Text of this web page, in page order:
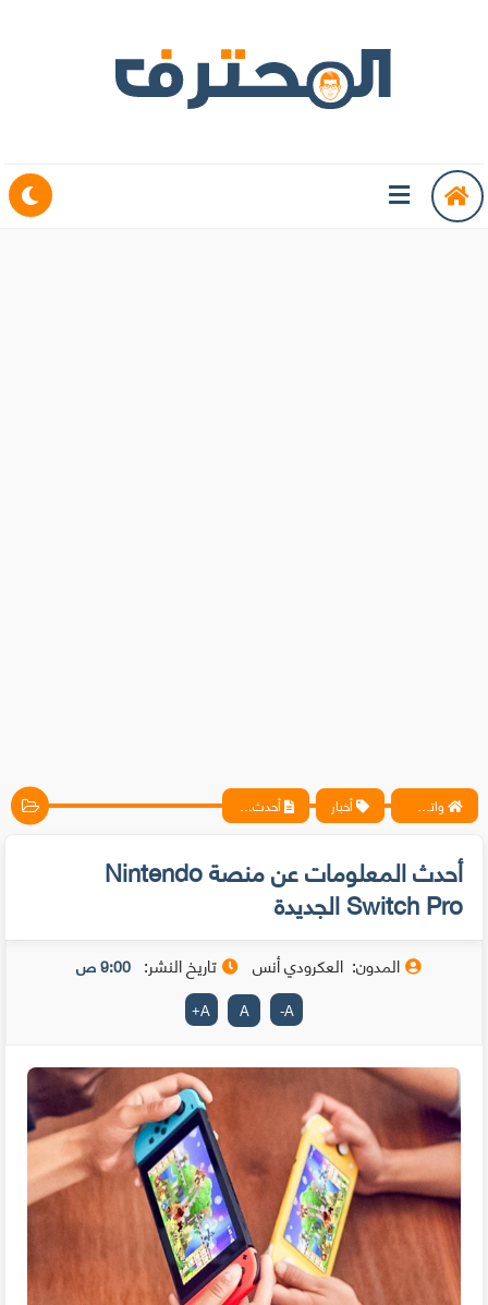
واتس آب ، فيسبوك ، أنترنت ، شروحات تقنية حصرية - المحترف أخبار أحدث المعلومات عن منصة Nintendo Switch Pro الجديدة
أحدث المعلومات عن منصة Nintendo
Switch Pro الجديدة
المدون: العكرودي أنس تاريخ النشر: 9:00 ص
A
-
A
A
+